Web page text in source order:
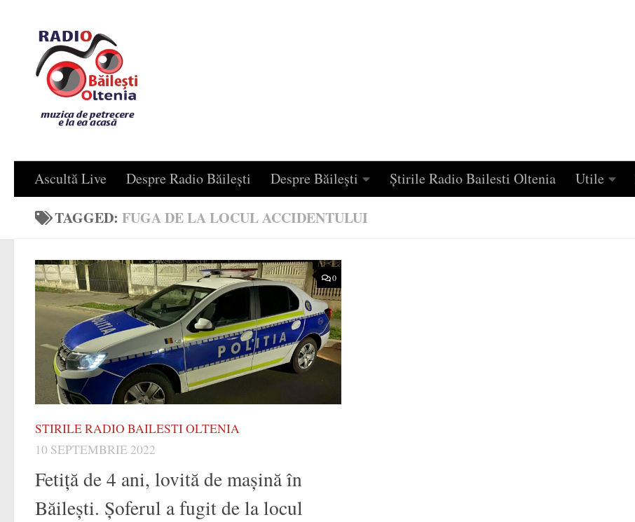
Ascultă Live Despre Radio Băilești Despre Băilești Știrile Radio Bailesti Oltenia Utile
TAGGED: FUGA DE LA LOCUL ACCIDENTULUI
0
STIRILE RADIO BAILESTI OLTENIA
10 SEPTEMBRIE 2022
Fetiță de 4 ani, lovită de mașină în
Băilești. Șoferul a fugit de la locul